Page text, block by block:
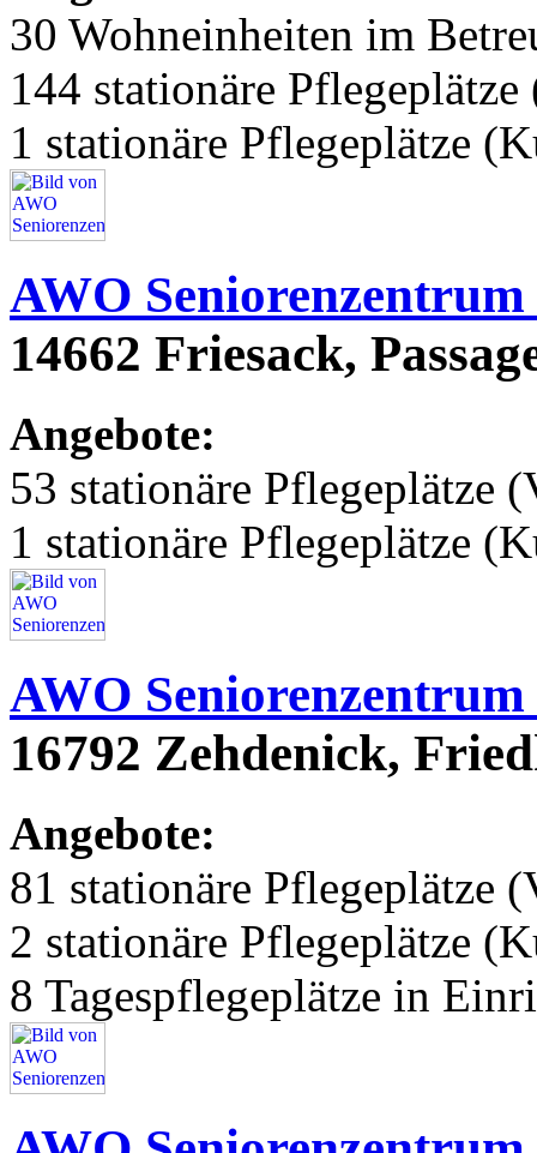
30 Wohneinheiten im
144 stationäre
1 stationäre Pflegeplätze
AWO
14662 Friesack,
Angebote:
53 stationäre Pflegeplätze
1 stationäre Pflegeplätze
AWO
16792 Zehdenick,
Angebote:
81 stationäre Pflegeplätze
2 stationäre Pflegeplätze
8 Tagespflegeplätze in